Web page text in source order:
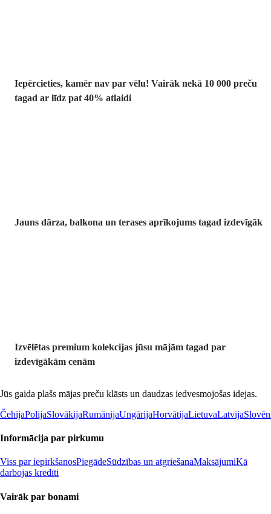
Iepērcieties, kamēr nav par vēlu! Vairāk nekā 10 000 preču
tagad ar līdz pat 40% atlaidi
Jauns dārza, balkona un terases aprīkojums tagad izdevīgāk
Izvēlētas premium kolekcijas jūsu mājām tagad par
izdevīgākām cenām
Jūs gaida plašs mājas preču klāsts un daudzas iedvesmojošas idejas.
ČehijaPolijaSlovākijaRumānijaUngārijaHorvātijaLietuvaLatvija
Informācija par pirkumu
Viss par iepirkšanosPiegādeSūdzības un atgriešanaMaksājumiKā
darbojas kredīti
Vairāk par bonami